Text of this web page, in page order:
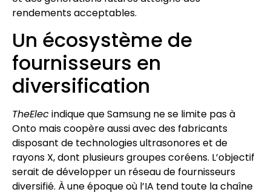
rendements acceptables.
Un écosystème de
fournisseurs en
diversification
TheElecindique que Samsung ne se limite pas à
Onto mais coopère aussi avec des fabricants
disposant de technologies ultrasonores et de
rayons X, dont plusieurs groupes coréens. L’objectif
serait de développer un réseau de fournisseurs
diversifié. À une époque où l’IA tend toute la chaîne